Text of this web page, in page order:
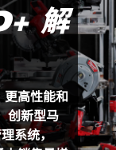
电池
奇的锂电解决方
择。​
M18 BTP-0
0 (1)
解
高性能和
创新型马
系统，